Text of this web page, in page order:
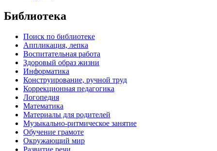
Библиотека
Поиск по библиотеке
Аппликация, лепка
Воспитательная работа
Здоровый образ жизни
Информатика
Конструирование, ручной труд
Коррекционная педагогика
Логопедия
Математика
Материалы для родителей
Музыкально-ритмическое занятие
Обучение грамоте
Окружающий мир
Развитие речи